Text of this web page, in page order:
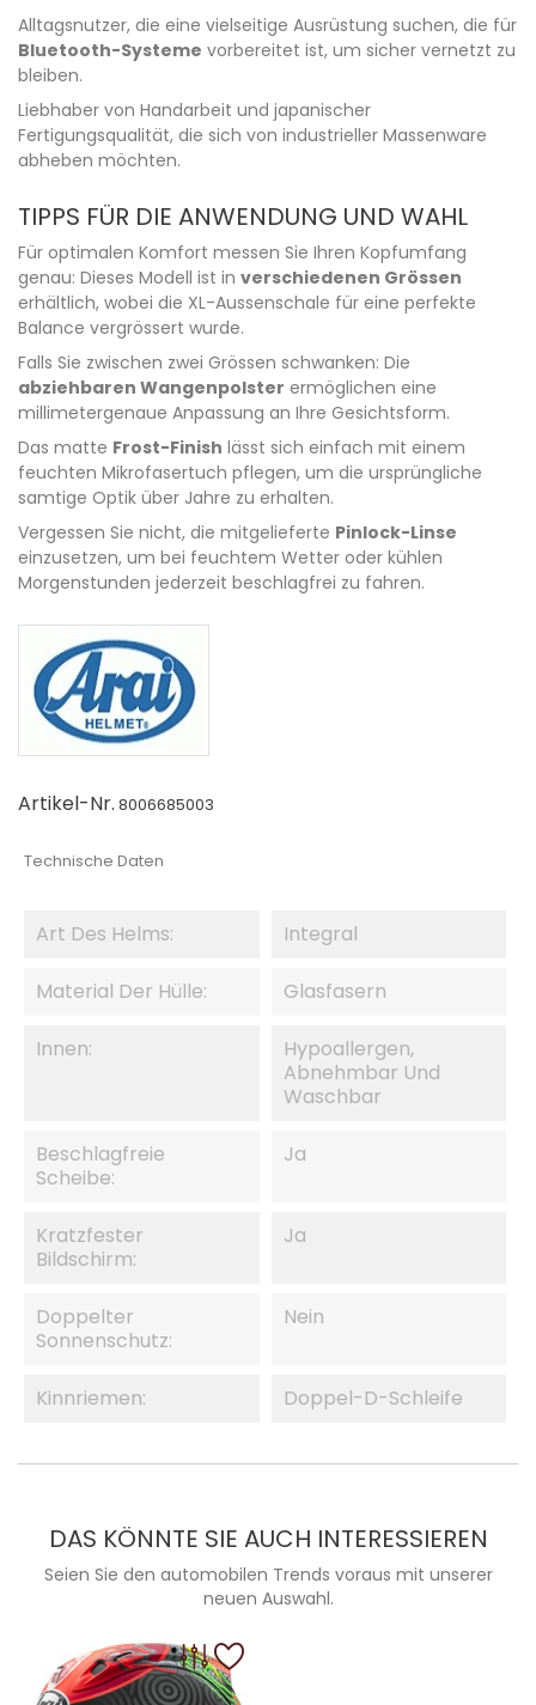
Alltagsnutzer, die eine vielseitige Ausrüstung suchen, die für
Bluetooth-Systeme vorbereitet ist, um sicher vernetzt zu
bleiben.
Liebhaber von Handarbeit und japanischer
Fertigungsqualität, die sich von industrieller Massenware
abheben möchten.
TIPPS FÜR DIE ANWENDUNG UND WAHL
Für optimalen Komfort messen Sie Ihren Kopfumfang
genau: Dieses Modell ist in verschiedenen Grössen
erhältlich, wobei die XL-Aussenschale für eine perfekte
Balance vergrössert wurde.
Falls Sie zwischen zwei Grössen schwanken: Die
abziehbaren Wangenpolster ermöglichen eine
millimetergenaue Anpassung an Ihre Gesichtsform.
Das matte Frost-Finish lässt sich einfach mit einem
feuchten Mikrofasertuch pflegen, um die ursprüngliche
samtige Optik über Jahre zu erhalten.
Vergessen Sie nicht, die mitgelieferte Pinlock-Linse
einzusetzen, um bei feuchtem Wetter oder kühlen
Morgenstunden jederzeit beschlagfrei zu fahren.
Artikel-Nr. 8006685003
Technische Daten
Art Des Helms: Integral
Material Der Hülle: Glasfasern
Innen:
Hypoallergen,
Abnehmbar Und
Waschbar
Beschlagfreie
Scheibe:
Ja
Kratzfester
Bildschirm:
Ja
Doppelter
Sonnenschutz:
Nein
Kinnriemen: Doppel-D-Schleife
DAS KÖNNTE SIE AUCH INTERESSIEREN
Seien Sie den automobilen Trends voraus mit unserer
neuen Auswahl.